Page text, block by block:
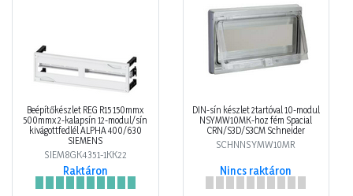
Beépítőkészlet REG R15 150mmx
500mmx 2-kalapsín 12-modul/sín
kivágottfedlél ALPHA 400/630
SIEMENS
SIEM8GK4351-1KK22
Raktáron
DIN-sín készlet 2tartóval 10-modul
NSYMW10MK-hoz fém Spacial
CRN/S3D/S3CM Schneider
SCHNNSYMW10MR
Nincs raktáron